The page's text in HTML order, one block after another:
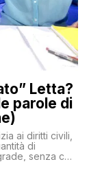
Letta?
parole di
ai diritti civili,
di
senza che
fatto notare